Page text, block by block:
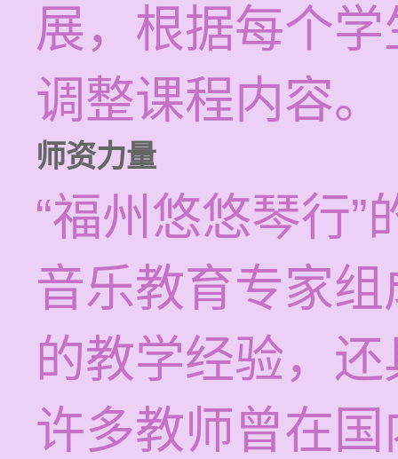
展，根据每个
调整课程内容。
师资力量
“福州悠悠琴行
音乐教育专家
的教学经验，
许多教师曾在